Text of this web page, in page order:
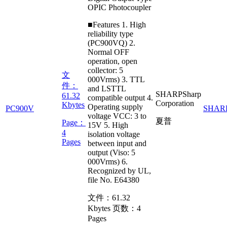
PC900V
文
件：
61.32
Kbytes
Page：
4
Pages
OPIC Photocoupler
■Features 1. High
reliability type
(PC900VQ) 2.
Normal OFF
operation, open
collector: 5
000Vrms) 3. TTL
and LSTTL
compatible output 4.
Operating supply
voltage VCC: 3 to
15V 5. High
isolation voltage
between input and
output (Viso: 5
000Vrms) 6.
Recognized by UL,
file No. E64380
文件： 61.32
Kbytes 页数： 4
Pages
SHARPSharp
Corporation
夏普